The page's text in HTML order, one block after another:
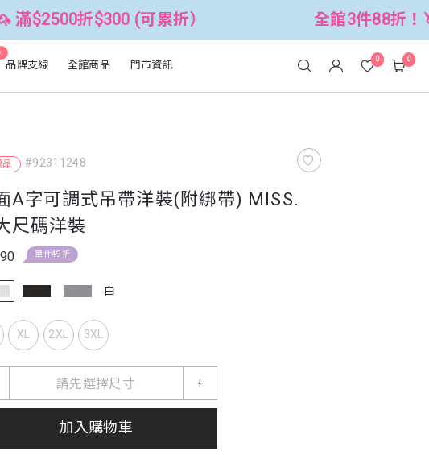
(可累折） 全館3件88折！🦄 滿$2500
品牌支線 全館商品 門市資訊 0 0
#92311248
A字可調式吊帶洋裝(附綁帶) MISS.
尺碼洋裝
單件49折
白
XL 2XL 3XL
請先選擇尺寸 +
加入購物車